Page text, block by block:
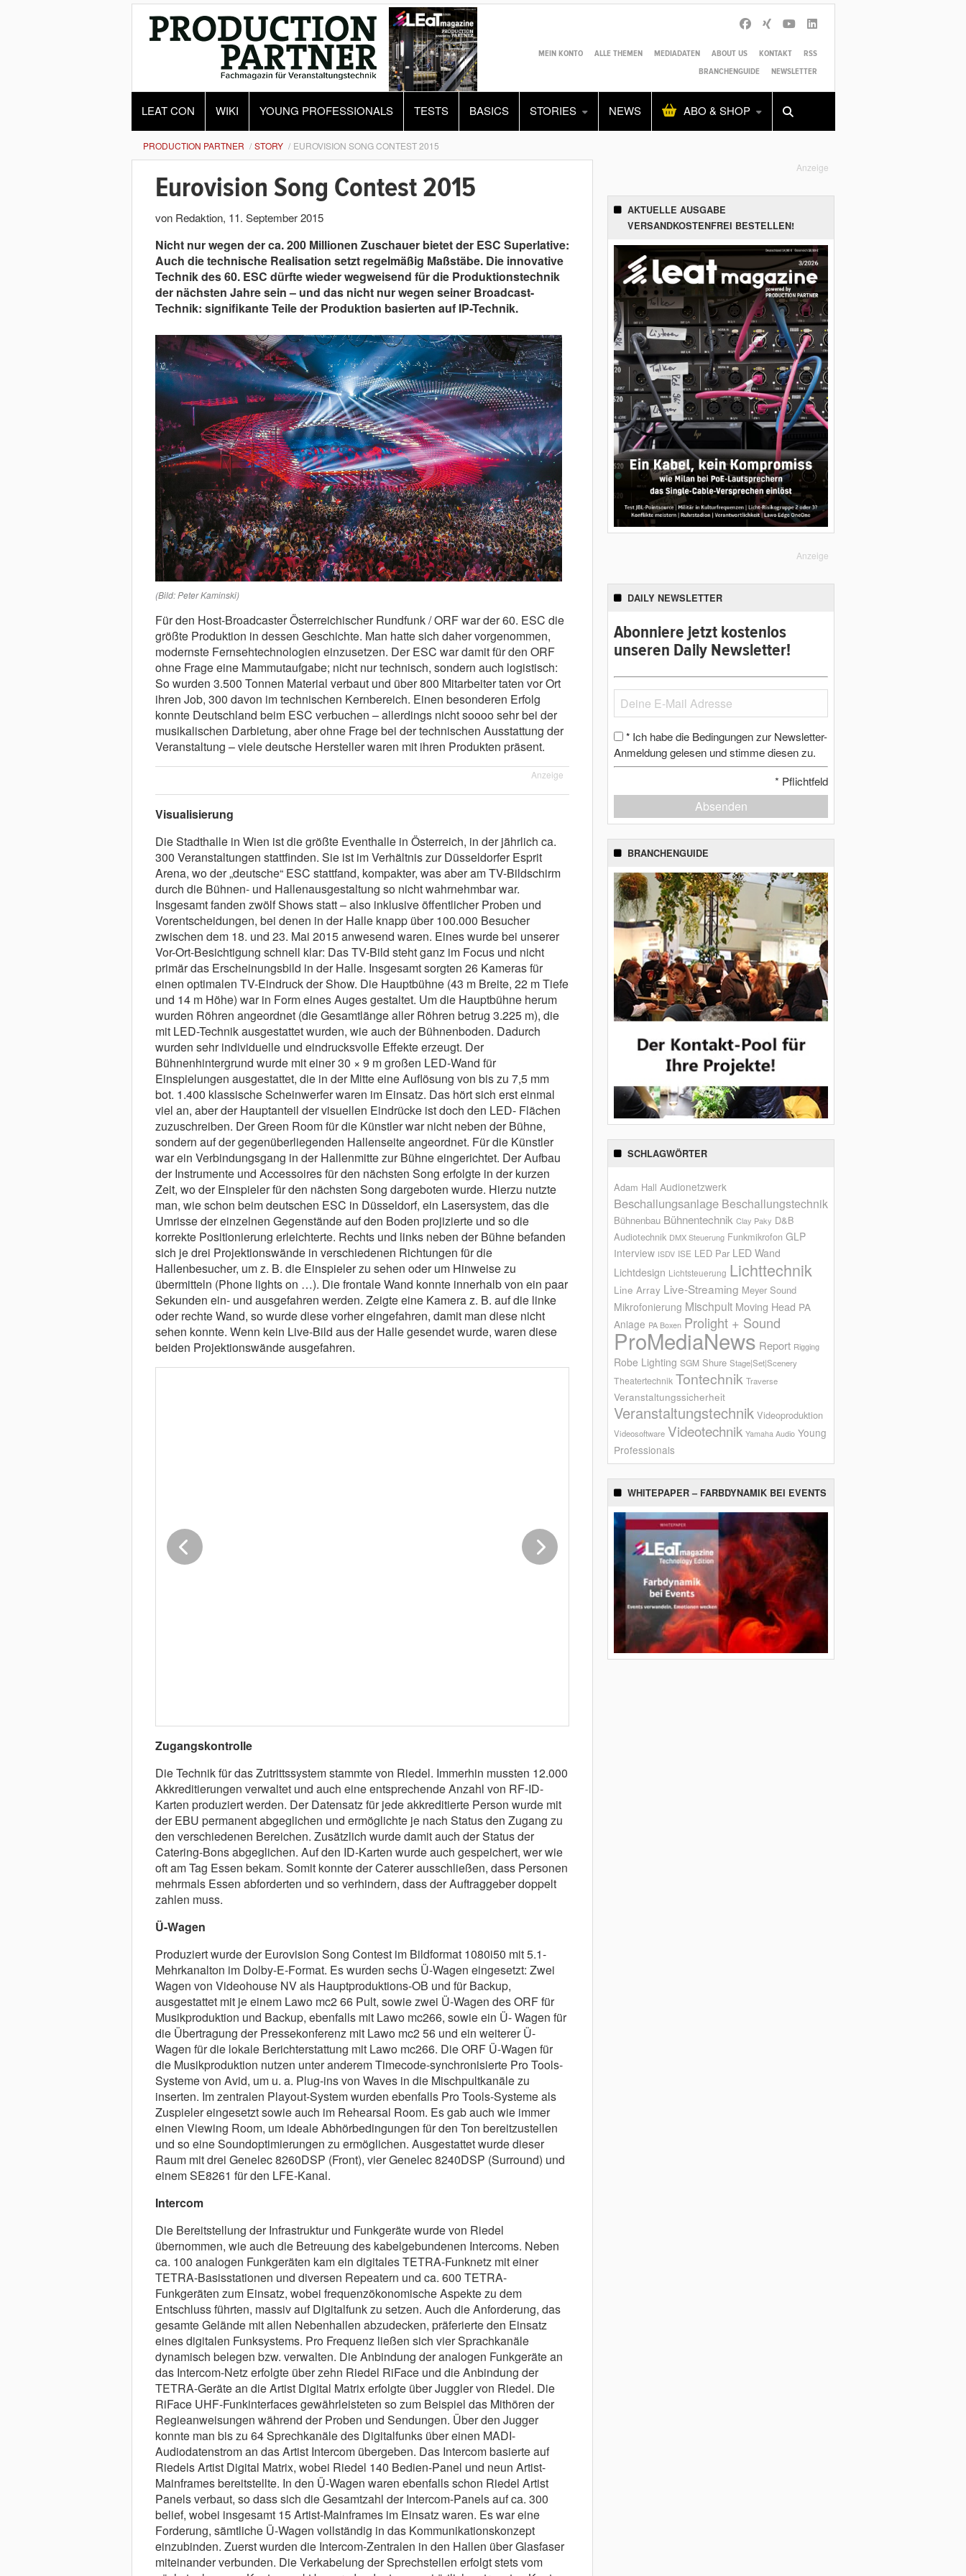
MEIN KONTO ALLE THEMEN MEDIADATEN ABOUT US KONTAKT
RSS
BRANCHENGUIDE
NEWSLETTER
LEAT CON WIKI YOUNG PROFESSIONALS TESTS BASICS STORIES NEWS ABO & SHOP
Alles Shop SUCHEN
PRODUCTION PARTNER STORY EUROVISION SONG CONTEST 2015
Eurovision Song Contest 2015
von Redaktion, 11. September 2015
Nicht nur wegen der ca. 200 Millionen Zuschauer bietet der ESC Superlative:
Auch die technische Realisation setzt regelmäßig Maßstäbe. Die innovative
Technik des 60. ESC dürfte wieder wegweisend für die Produktionstechnik
der nächsten Jahre sein – und das nicht nur wegen seiner Broadcast-
Technik: signifikante Teile der Produktion basierten auf IP-Technik.
(Bild: Peter Kaminski)
Für den Host-Broadcaster Österreichischer Rundfunk / ORF war der 60. ESC die
größte Produktion in dessen Geschichte. Man hatte sich daher vorgenommen,
modernste Fernsehtechnologien einzusetzen. Der ESC war damit für den ORF
ohne Frage eine Mammutaufgabe; nicht nur technisch, sondern auch logistisch:
So wurden 3.500 Tonnen Material verbaut und über 800 Mitarbeiter taten vor Ort
ihren Job, 300 davon im technischen Kernbereich. Einen besonderen Erfolg
konnte Deutschland beim ESC verbuchen – allerdings nicht soooo sehr bei der
musikalischen Darbietung, aber ohne Frage bei der technischen Ausstattung der
Veranstaltung – viele deutsche Hersteller waren mit ihren Produkten präsent.
Anzeige
Visualisierung
Die Stadthalle in Wien ist die größte Eventhalle in Österreich, in der jährlich ca.
300 Veranstaltungen stattfinden. Sie ist im Verhältnis zur Düsseldorfer Esprit
Arena, wo der „deutsche“ ESC stattfand, kompakter, was aber am TV-Bildschirm
durch die Bühnen- und Hallenausgestaltung so nicht wahrnehmbar war.
Insgesamt fanden zwölf Shows statt – also inklusive öffentlicher Proben und
Vorentscheidungen, bei denen in der Halle knapp über 100.000 Besucher
zwischen dem 18. und 23. Mai 2015 anwesend waren. Eines wurde bei unserer
Vor-Ort-Besichtigung schnell klar: Das TV-Bild steht ganz im Focus und nicht
primär das Erscheinungsbild in der Halle. Insgesamt sorgten 26 Kameras für
einen optimalen TV-Eindruck der Show. Die Hauptbühne (43 m Breite, 22 m Tiefe
und 14 m Höhe) war in Form eines Auges gestaltet. Um die Hauptbühne herum
wurden Röhren angeordnet (die Gesamtlänge aller Röhren betrug 3.225 m), die
mit LED-Technik ausgestattet wurden, wie auch der Bühnenboden. Dadurch
wurden sehr individuelle und eindrucksvolle Effekte erzeugt. Der
Bühnenhintergrund wurde mit einer 30 × 9 m großen LED-Wand für
Einspielungen ausgestattet, die in der Mitte eine Auflösung von bis zu 7,5 mm
bot. 1.400 klassische Scheinwerfer waren im Einsatz. Das hört sich erst einmal
viel an, aber der Hauptanteil der visuellen Eindrücke ist doch den LED- Flächen
zuzuschreiben. Der Green Room für die Künstler war nicht neben der Bühne,
sondern auf der gegenüberliegenden Hallenseite angeordnet. Für die Künstler
war ein Verbindungsgang in der Hallenmitte zur Bühne eingerichtet. Der Aufbau
der Instrumente und Accessoires für den nächsten Song erfolgte in der kurzen
Zeit, wo der Einspieler für den nächsten Song dargeboten wurde. Hierzu nutzte
man, wie schon beim deutschen ESC in Düsseldorf, ein Lasersystem, das die
Umrisse der einzelnen Gegenstände auf den Boden projizierte und so die
korrekte Positionierung erleichterte. Rechts und links neben der Bühne befanden
sich je drei Projektionswände in verschiedenen Richtungen für die
Hallenbesucher, um z. B. die Einspieler zu sehen oder um Hinweise zu
übermitteln (Phone lights on …). Die frontale Wand konnte innerhalb von ein paar
Sekunden ein- und ausgefahren werden. Zeigte eine Kamera z. B. auf die linke
oder rechte Wand, so wurde diese vorher eingefahren, damit man diese nicht
sehen konnte. Wenn kein Live-Bild aus der Halle gesendet wurde, waren diese
beiden Projektionswände ausgefahren.
Zugangskontrolle
Die Technik für das Zutrittssystem stammte von Riedel. Immerhin mussten 12.000
Akkreditierungen verwaltet und auch eine entsprechende Anzahl von RF-ID-
Karten produziert werden. Der Datensatz für jede akkreditierte Person wurde mit
der EBU permanent abgeglichen und ermöglichte je nach Status den Zugang zu
den verschiedenen Bereichen. Zusätzlich wurde damit auch der Status der
Catering-Bons abgeglichen. Auf den ID-Karten wurde auch gespeichert, wer wie
oft am Tag Essen bekam. Somit konnte der Caterer ausschließen, dass Personen
mehrmals Essen abforderten und so verhindern, dass der Auftraggeber doppelt
zahlen muss.
Ü-Wagen
Produziert wurde der Eurovision Song Contest im Bildformat 1080i50 mit 5.1-
Mehrkanalton im Dolby-E-Format. Es wurden sechs Ü-Wagen eingesetzt: Zwei
Wagen von Videohouse NV als Hauptproduktions-OB und für Backup,
ausgestattet mit je einem Lawo mc2 66 Pult, sowie zwei Ü-Wagen des ORF für
Musikproduktion und Backup, ebenfalls mit Lawo mc266, sowie ein Ü- Wagen für
die Übertragung der Pressekonferenz mit Lawo mc2 56 und ein weiterer Ü-
Wagen für die lokale Berichterstattung mit Lawo mc266. Die ORF Ü-Wagen für
die Musikproduktion nutzen unter anderem Timecode-synchronisierte Pro Tools-
Systeme von Avid, um u. a. Plug-ins von Waves in die Mischpultkanäle zu
inserten. Im zentralen Playout-System wurden ebenfalls Pro Tools-Systeme als
Zuspieler eingesetzt sowie auch im Rehearsal Room. Es gab auch wie immer
einen Viewing Room, um ideale Abhörbedingungen für den Ton bereitzustellen
und so eine Soundoptimierungen zu ermöglichen. Ausgestattet wurde dieser
Raum mit drei Genelec 8260DSP (Front), vier Genelec 8240DSP (Surround) und
einem SE8261 für den LFE-Kanal.
Intercom
Die Bereitstellung der Infrastruktur und Funkgeräte wurde von Riedel
übernommen, wie auch die Betreuung des kabelgebundenen Intercoms. Neben
ca. 100 analogen Funkgeräten kam ein digitales TETRA-Funknetz mit einer
TETRA-Basisstationen und diversen Repeatern und ca. 600 TETRA-
Funkgeräten zum Einsatz, wobei frequenzökonomische Aspekte zu dem
Entschluss führten, massiv auf Digitalfunk zu setzen. Auch die Anforderung, das
gesamte Gelände mit allen Nebenhallen abzudecken, präferierte den Einsatz
eines digitalen Funksystems. Pro Frequenz ließen sich vier Sprachkanäle
dynamisch belegen bzw. verwalten. Die Anbindung der analogen Funkgeräte an
das Intercom-Netz erfolgte über zehn Riedel RiFace und die Anbindung der
TETRA-Geräte an die Artist Digital Matrix erfolgte über Juggler von Riedel. Die
RiFace UHF-Funkinterfaces gewährleisteten so zum Beispiel das Mithören der
Regieanweisungen während der Proben und Sendungen. Über den Jugger
konnte man bis zu 64 Sprechkanäle des Digitalfunks über einen MADI-
Audiodatenstrom an das Artist Intercom übergeben. Das Intercom basierte auf
Riedels Artist Digital Matrix, wobei Riedel 140 Bedien-Panel und neun Artist-
Mainframes bereitstellte. In den Ü-Wagen waren ebenfalls schon Riedel Artist
Panels verbaut, so dass sich die Gesamtzahl der Intercom-Panels auf ca. 300
belief, wobei insgesamt 15 Artist-Mainframes im Einsatz waren. Es war eine
Forderung, sämtliche Ü-Wagen vollständig in das Kommunikationskonzept
einzubinden. Zuerst wurden die Intercom-Zentralen in den Hallen über Glasfaser
miteinander verbunden. Die Verkabelung der Sprechstellen erfolgt stets vom
Anzeige
AKTUELLE AUSGABE
VERSANDKOSTENFREI BESTELLEN!
Anzeige
DAILY NEWSLETTER
Abonniere jetzt kostenlos
unseren Daily Newsletter!
* Ich habe die Bedingungen zur Newsletter-
Anmeldung gelesen und stimme diesen zu.
* Pflichtfeld
Absenden
BRANCHENGUIDE
SCHLAGWÖRTER
Adam Hall Audionetzwerk
Beschallungsanlage Beschallungstechnik
Bühnenbau Bühnentechnik Clay Paky D&B
Audiotechnik DMX Steuerung Funkmikrofon GLP
Interview ISDV ISE LED Par LED Wand
Lichtdesign Lichtsteuerung Lichttechnik
Line Array Live-Streaming Meyer Sound
Mikrofonierung Mischpult Moving Head PA
Anlage PA Boxen Prolight + Sound
ProMediaNews Report Rigging
Robe Lighting SGM Shure Stage|Set|Scenery
Theatertechnik Tontechnik Traverse
Veranstaltungssicherheit
Veranstaltungstechnik Videoproduktion
Videosoftware Videotechnik Yamaha Audio Young
Professionals
WHITEPAPER – FARBDYNAMIK BEI EVENTS